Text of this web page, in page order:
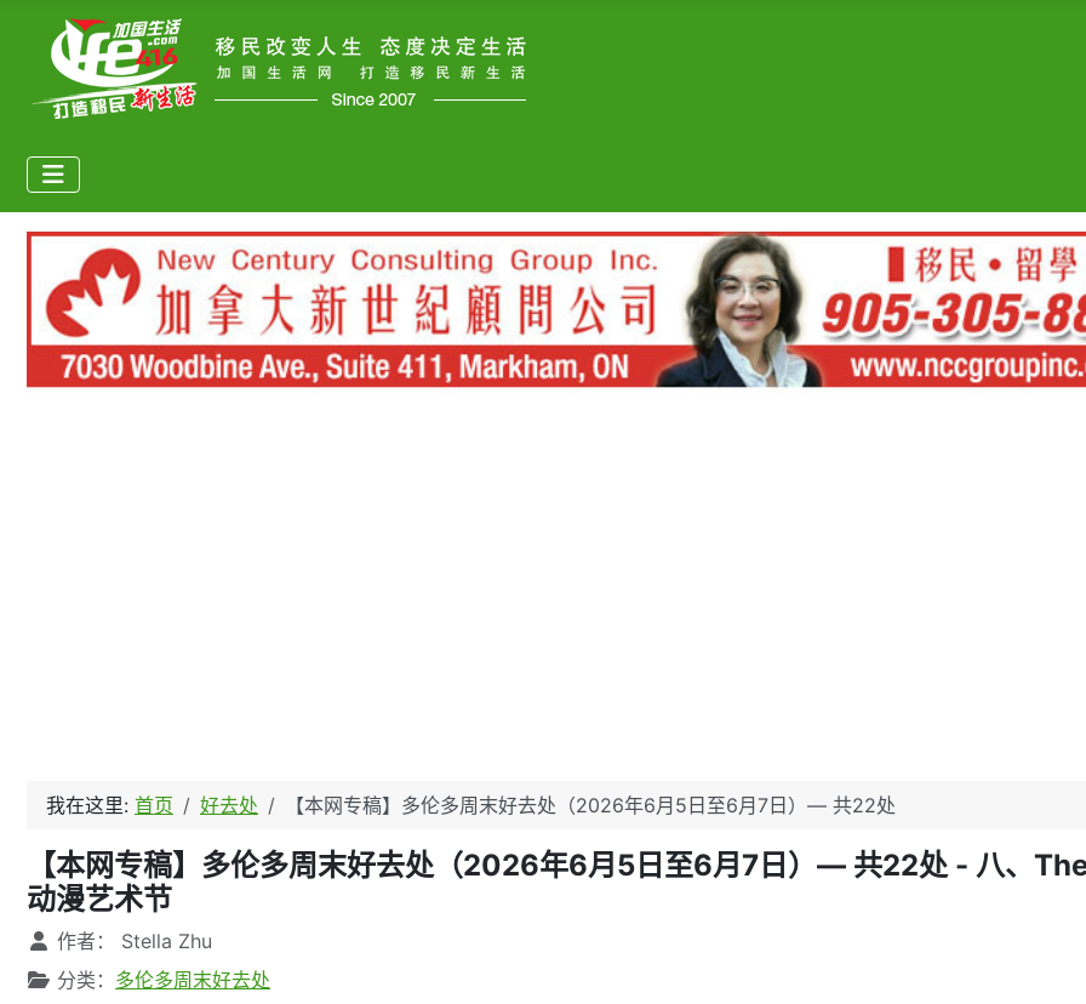
我在这里: 首页 好去处 【本网专稿】多伦多周末好去处（2026年6月5日至6月7日）— 共22处
【本网专稿】多伦多周末好去处（2026年6月5日至6月7日）— 共22处 - 八、
动漫艺术节
文章信息
作者： Stella Zhu
分类： 多伦多周末好去处